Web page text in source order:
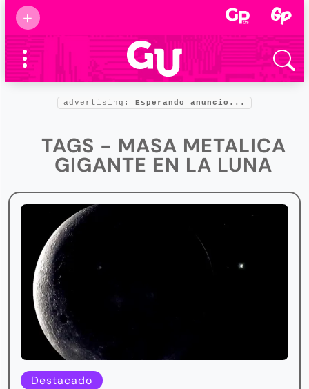
+
Supermamás
2025
Marcas de
confianza
Foro salud
advertising: Esperando anuncio...
TAGS - MASA METALICA
GIGANTE EN LA LUNA
Destacado